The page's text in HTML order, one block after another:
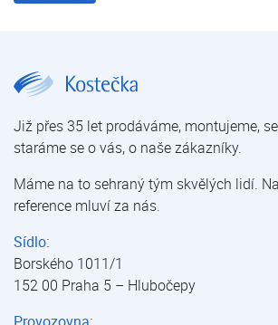
Již přes 35 let prodáváme, montujeme,
staráme se o vás, o naše zákazníky.
Máme na to sehraný tým skvělých lidí.
reference mluví za nás.
Sídlo:
Borského 1011/1
152 00 Praha 5 – Hlubočepy